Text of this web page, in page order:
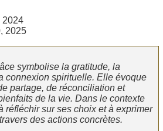
2024
2025
symbolise la gratitude, la
connexion spirituelle. Elle évoque
partage, de réconciliation et
de la vie. Dans le contexte
réfléchir sur ses choix et à exprimer
des actions concrètes.